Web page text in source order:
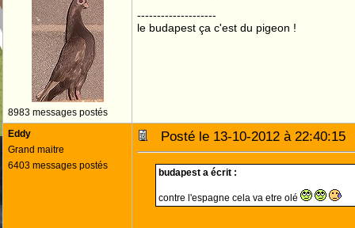
8983 messages postés
--------------------
le budapest ça c'est du pigeon !
Eddy
Grand maitre
6403 messages postés
Posté le 13-10-2012 à
budapest a écrit :
contre l'espagne cela va etre olé